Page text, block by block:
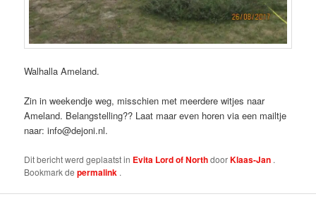
Walhalla Ameland.
Zin in weekendje weg, misschien met meerdere witjes naar
Ameland. Belangstelling?? Laat maar even horen via een mailtje
naar:info@dejoni.nl.
Dit bericht werd geplaatst in Evita Lord of NorthdoorKlaas-Jan .
Bookmark depermalink .